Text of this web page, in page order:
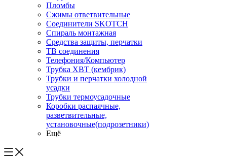
Пломбы
Сжимы ответвительные
Соединители SKOTCH
Спираль монтажная
Средства защиты, перчатки
ТВ соединения
Телефония/Компьютер
Трубка ХВТ (кембрик)
Трубки и перчатки холодной
усадки
Трубки термоусадочные
Коробки распаячные,
разветвительные,
установочные(подрозетники)
Ещё